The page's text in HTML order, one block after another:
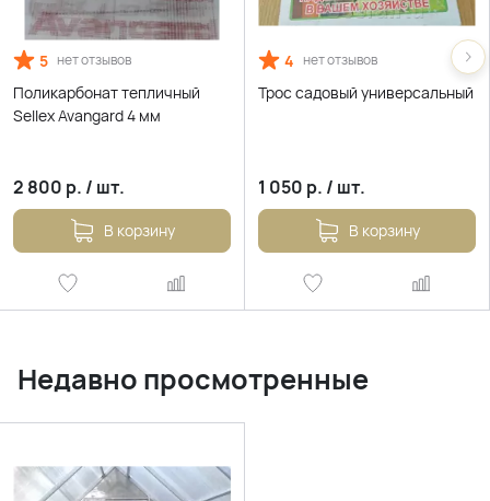
5 нет отзывов
Поликарбонат тепличный
Sellex Avangard 4 мм
2 800 р. / шт.
В корзину
4 нет отзывов
Трос садовый универсальный
1 050 р. / шт.
В корзину
Недавно просмотренные